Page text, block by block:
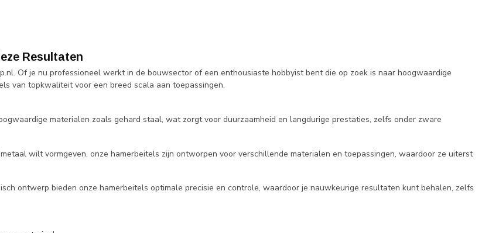
Resultaten
Of je nu professioneel werkt in de bouwsector of een enthousiaste hobbyist bent die op zoek is naar hoogwaardige
van topkwaliteit voor een breed scala aan toepassingen.
materialen zoals gehard staal, wat zorgt voor duurzaamheid en langdurige prestaties, zelfs onder zware
wilt vormgeven, onze hamerbeitels zijn ontworpen voor verschillende materialen en toepassingen, waardoor ze uiterst
ontwerp bieden onze hamerbeitels optimale precisie en controle, waardoor je nauwkeurige resultaten kunt behalen, zelfs